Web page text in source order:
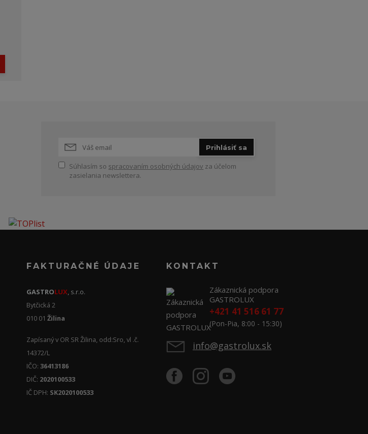
Prihlásiť sa
Súhlasím so spracovaním osobných údajov za účelom
zasielania newslettera.
FAKTURAČNÉ ÚDAJE
GASTROLUX, s.r.o.
Bytčická 2
010 01 Žilina
Zapísaný v OR SR Žilina, odd:Sro, vl .č.
14372/L
IČO: 36413186
DIČ: 2020100533
IČ DPH: SK2020100533
KONTAKT
Zákaznická podpora
GASTROLUX
+421 41 516 61 77
(Pon-Pia, 8:00 - 15:30)
info@gastrolux.sk